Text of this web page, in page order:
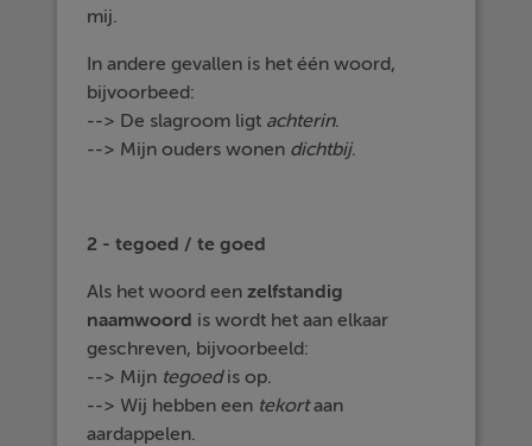
mij.
In andere gevallen is het één woord,
bijvoorbeed:
--> De slagroom ligt achterin.
--> Mijn ouders wonen dichtbij.
2 - tegoed / te goed
Als het woord eenzelfstandig
naamwoord is wordt het aan elkaar
geschreven, bijvoorbeeld:
--> Mijn tegoedis op.
--> Wij hebben een tekortaan
aardappelen.